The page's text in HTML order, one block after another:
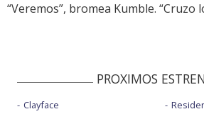
“Veremos”, bromea Kumble. “Cruzo
PROXIMOS
Clayface